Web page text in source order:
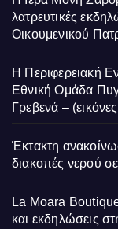
λατρευτικές
Οικουμενικού
Η Περιφερειακή
Εθνική Ομάδα
Γρεβενά –
Έκτακτη
διακοπές νερού σε
La Moara
και εκδηλώσεις